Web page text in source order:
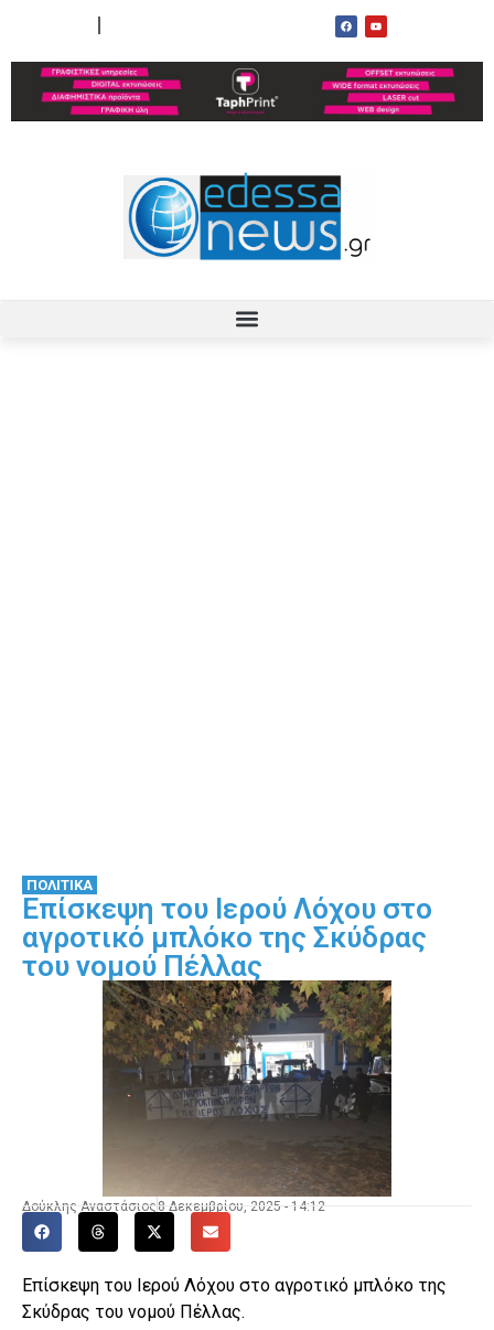
ΠΟΛΙΤΙΚΑ
Επίσκεψη του Ιερού Λόχου στο
αγροτικό μπλόκο της Σκύδρας
του νομού Πέλλας
Δούκλης Αναστάσιος 8 Δεκεμβρίου, 2025 - 14:12
Επίσκεψη του Ιερού Λόχου στο αγροτικό μπλόκο της
Σκύδρας του νομού Πέλλας.